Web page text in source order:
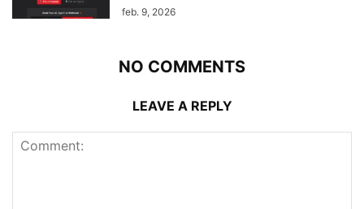
feb. 9, 2026
NO COMMENTS
LEAVE A REPLY